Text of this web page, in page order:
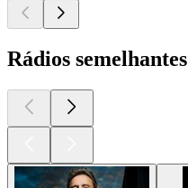
Rádios semelhantes